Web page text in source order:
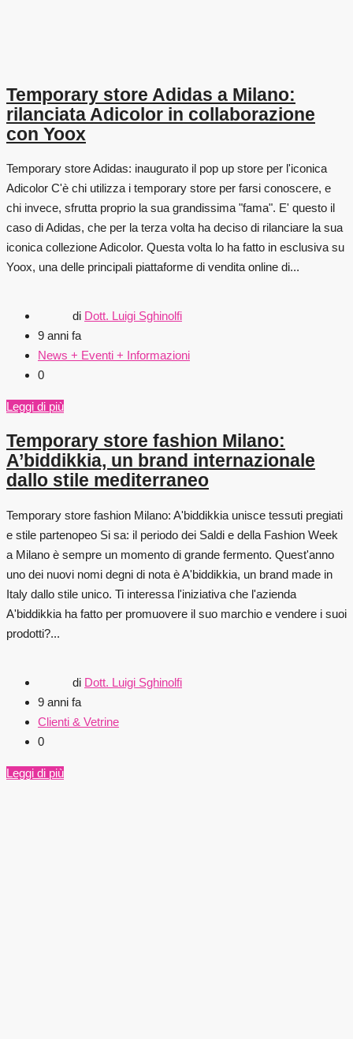
Temporary store Adidas a Milano:
rilanciata Adicolor in collaborazione
con Yoox
Temporary store Adidas: inaugurato il pop up store per l'iconica
Adicolor C'è chi utilizza i temporary store per farsi conoscere, e
chi invece, sfrutta proprio la sua grandissima "fama". E' questo il
caso di Adidas, che per la terza volta ha deciso di rilanciare la sua
iconica collezione Adicolor. Questa volta lo ha fatto in esclusiva su
Yoox, una delle principali piattaforme di vendita online di...
di Dott. Luigi Sghinolfi
9 anni fa
News + Eventi + Informazioni
0
Leggi di più
Temporary store fashion Milano:
A’biddikkia, un brand internazionale
dallo stile mediterraneo
Temporary store fashion Milano: A'biddikkia unisce tessuti pregiati
e stile partenopeo Si sa: il periodo dei Saldi e della Fashion Week
a Milano è sempre un momento di grande fermento. Quest'anno
uno dei nuovi nomi degni di nota è A'biddikkia, un brand made in
Italy dallo stile unico. Ti interessa l'iniziativa che l'azienda
A'biddikkia ha fatto per promuovere il suo marchio e vendere i suoi
prodotti?...
di Dott. Luigi Sghinolfi
9 anni fa
Clienti & Vetrine
0
Leggi di più